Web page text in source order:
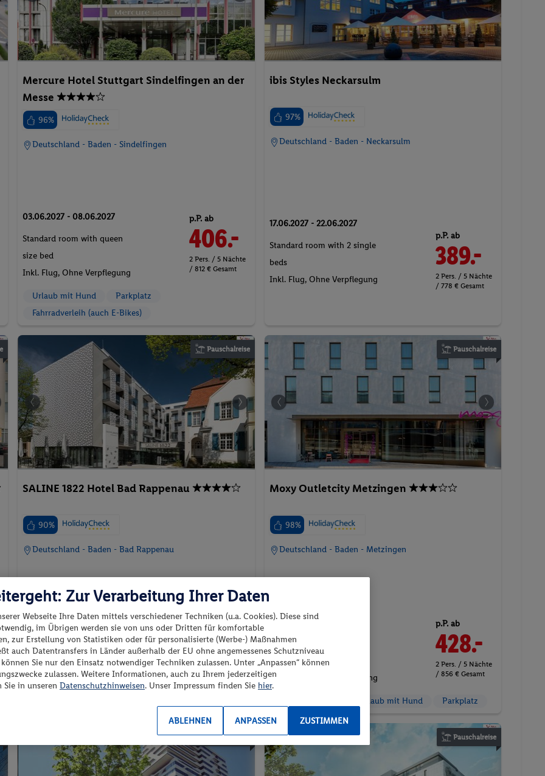
Mercure Hotel Stuttgart Sindelfingen an der
Messe
96%
Deutschland - Baden - Sindelfingen
03.06.2027 - 08.06.2027
Standard room with queen
size bed
Inkl. Flug,Ohne Verpflegung
p.P. ab
406.-
2 Pers. / 5 Nächte
/ 812 € Gesamt
Urlaub mit Hund
Parkplatz
Fahrradverleih (auch E-Bikes)
ibis Styles Neckarsulm
97%
Deutschland - Baden - Neckarsulm
17.06.2027 - 22.06.2027
Standard room with 2 single
beds
Inkl. Flug, Ohne Verpflegung
p.P. ab
389.-
2 Pers. / 5 Nächte
/ 778 € Gesamt
Pauschalreise
SALINE 1822 Hotel Bad Rappenau
90%
Deutschland - Baden - Bad Rappenau
21.01.2027 - 26.01.2027
Doppelzimmer Komfort
Aufenthalt
Inkl. Flug,Frühstück
p.P. ab
477.-
2 Pers. / 5 Nächte
/ 954 € Gesamt
Pauschalreise
Moxy Outletcity Metzingen
98%
Deutschland - Baden - Metzingen
27.08.2026 - 01.09.2026
Moxy Twin Sleeper, Guest
room, 2 Twin
Inkl. Flug,
Ohne Verpflegung
p.P. ab
428.-
2 Pers. / 5 Nächte
/ 856 € Gesamt
Urlaub mit Hund Parkplatz
Pauschalreise Pauschalreise
Zur Verarbeitung Ihrer Daten
Webseite Ihre Daten mittels verschiedener Techniken (u.a. Cookies). Diese sind
im Übrigen werden sie von uns oder Dritten für komfortable
zur Erstellung von Statistiken oder für personalisierte (Werbe-) Maßnahmen
auch Datentransfers in Länder außerhalb der EU ohne angemessenes Schutzniveau
Sie nur den Einsatz notwendiger Techniken zulassen. Unter „Anpassen“ können
zulassen. Weitere Informationen, auch zu Ihrem jederzeitigen
in unseren Datenschutzhinweisen. Unser Impressum finden Sie hier.
ZUSTIMMEN
ANPASSEN
ABLEHNEN